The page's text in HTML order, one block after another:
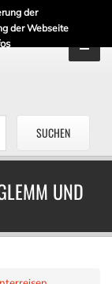
der
der Webseite
UND